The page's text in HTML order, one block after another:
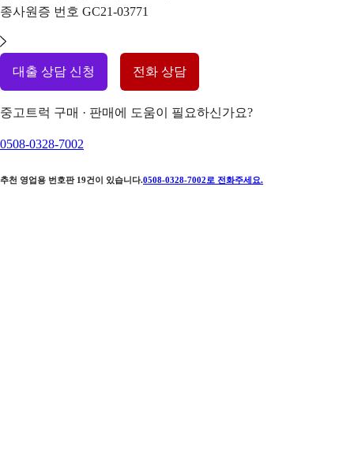
종사원증 번호 GC21-03771
대출 상담 신청 전화 상담
중고트럭 구매 · 판매에 도움이 필요하신가요?
0508-0328-7002
추천 영업용 번호판 19건이 있습니다.0508-0328-7002 로 전화주세요.